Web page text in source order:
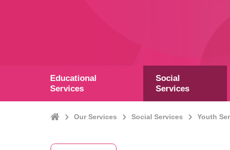
Educational
Services
Social
Services
HomeOur Services Social Services Youth